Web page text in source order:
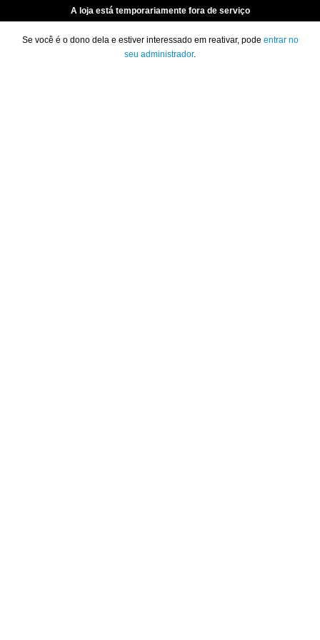
A loja está temporariamente fora de serviço
Se você é o dono dela e estiver interessado em reativar, pode entrar no
seu administrador.